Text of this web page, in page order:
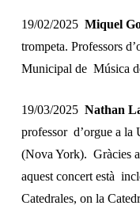
19/02/2025 Miquel
trompeta. Professors
Municipal de Música
19/03/2025 Nathan
professor d’orgue a la
(Nova York). Gràcies
aquest concert està
Catedrales, on la